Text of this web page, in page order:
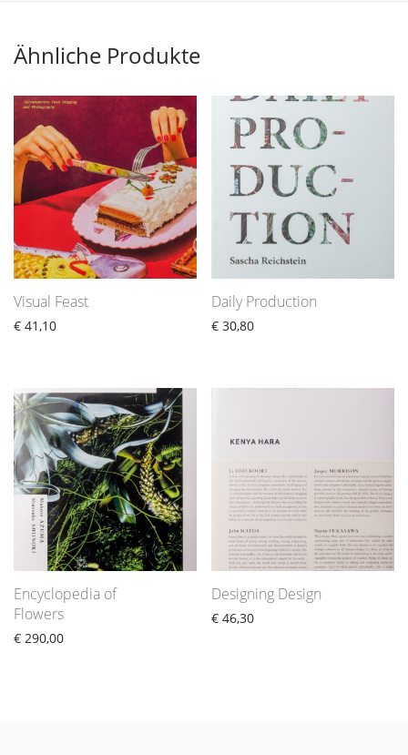
Ähnliche Produkte
Visual Feast
€ 41,10
Daily Production
€ 30,80
Encyclopedia of
Flowers
€ 290,00
Designing Design
€ 46,30